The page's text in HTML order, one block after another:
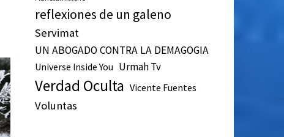
reflexiones de un galeno
Servimat
UN ABOGADO CONTRA LA DEMAGOGIA
Universe Inside You Urmah Tv
Verdad Oculta Vicente Fuentes
Voluntas